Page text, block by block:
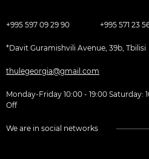
+995 597 09 29 90 +995 571 23
*Davit Guramishvili Avenue, 39b, Tbilisi
thulegeorgia@gmail.com
Monday-Friday 10:00 - 19:00 Saturday: 10:00-18:00 Sunday: Day
Off
We are in social networks